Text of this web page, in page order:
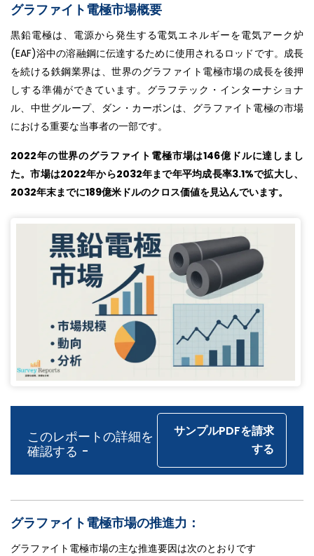
グラファイト電極市場概要
黒鉛電極は、電源から発生する電気エネルギーを電気アーク炉
(EAF)浴中の溶融鋼に伝達するために使用されるロッドです。成長
を続ける鉄鋼業界は、世界のグラファイト電極市場の成長を後押
しする準備ができています。グラフテック・インターナショナ
ル、中世グループ、ダン・カーボンは、グラファイト電極の市場
における重要な当事者の一部です。
2022年の世界のグラファイト電極市場は146億ドルに達しまし
た。市場は2022年から2032年まで年平均成長率3.1%で拡大し、
2032年末までに189億米ドルのクロス価値を見込んでいます。
このレポートの詳細を
確認する -
サンプルPDFを請求
する
グラファイト電極市場の推進力：
グラファイト電極市場の主な推進要因は次のとおりです